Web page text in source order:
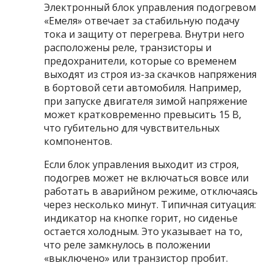
Электронный блок управления подогревом
«Емеля» отвечает за стабильную подачу
тока и защиту от перегрева. Внутри него
расположены реле, транзисторы и
предохранители, которые со временем
выходят из строя из-за скачков напряжения
в бортовой сети автомобиля. Например,
при запуске двигателя зимой напряжение
может кратковременно превысить 15 В,
что губительно для чувствительных
компонентов.
Если блок управления выходит из строя,
подогрев может не включаться вовсе или
работать в аварийном режиме, отключаясь
через несколько минут. Типичная ситуация:
индикатор на кнопке горит, но сиденье
остается холодным. Это указывает на то,
что реле замкнулось в положении
«выключено» или транзистор пробит.